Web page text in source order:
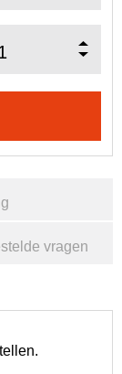
vragen